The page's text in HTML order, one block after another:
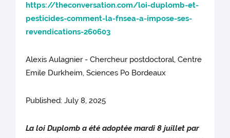
https://theconversation.com/loi-duplomb-et-
pesticides-comment-la-fnsea-a-impose-ses-
revendications-260603
Alexis Aulagnier - Chercheur postdoctoral, Centre
Emile Durkheim, Sciences Po Bordeaux
Published: July 8, 2025
La loi Duplomb a été adoptée mardi 8 juillet par